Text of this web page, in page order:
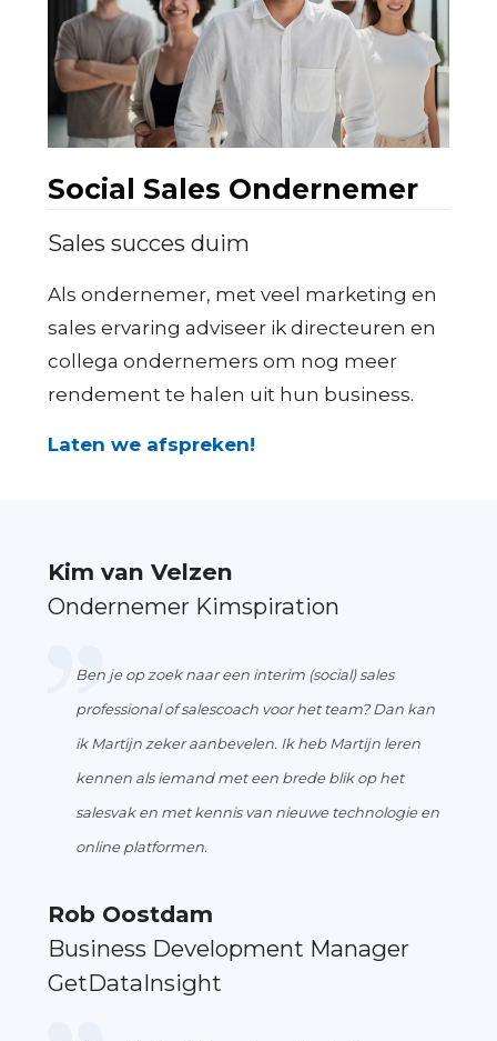
Social Sales Ondernemer
Sales succes duim
Als ondernemer, met veel marketing en
sales ervaring adviseer ik directeuren en
collega ondernemers om nog meer
rendement te halen uit hun business.
Laten we afspreken!
Kim van Velzen
Ondernemer Kimspiration
Ben je op zoek naar een interim (social) sales
professional of salescoach voor het team? Dan kan
ik Martijn zeker aanbevelen. Ik heb Martijn leren
kennen als iemand met een brede blik op het
salesvak en met kennis van nieuwe technologie en
online platformen.
Rob Oostdam
Business Development Manager
GetDataInsight